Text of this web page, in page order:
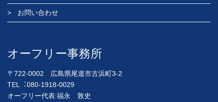
お問い合わせ
オーフリー事務所
〒722-0002 広島県尾道市古浜町3-2
TEL︓080-1918-0029
オーフリー代表:福永 敦史